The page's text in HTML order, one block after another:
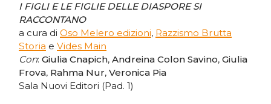
I FIGLI E LE FIGLIE DELLE DIASPORE SI
RACCONTANO
a cura diOso Melero edizioni, Razzismo Brutta
Storia eVides Main
Con:Giulia Cnapich,Andreina Colon Savino,Giulia
Frova, Rahma Nur,Veronica Pia
Sala Nuovi Editori (Pad. 1)